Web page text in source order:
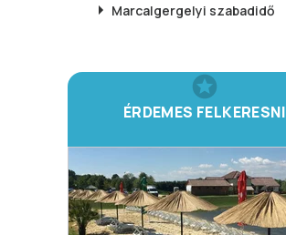
Marcalgergelyi szabadidő
ÉRDEMES FELKERESNI